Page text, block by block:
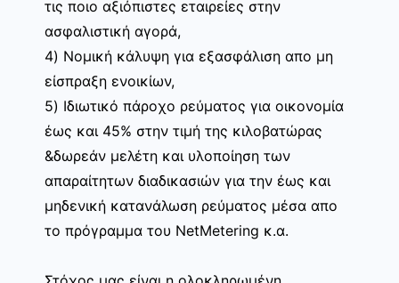
τις ποιο αξιόπιστες εταιρείες στην
ασφαλιστική αγορά,
4) Νομική κάλυψη για εξασφάλιση απο μη
είσπραξη ενοικίων,
5) Ιδιωτικό πάροχο ρεύματος για οικονομία
έως και 45% στην τιμή της κιλοβατώρας
&δωρεάν μελέτη και υλοποίηση των
απαραίτητων διαδικασιών για την έως και
μηδενική κατανάλωση ρεύματος μέσα απο
το πρόγραμμα του NetMetering κ.α.